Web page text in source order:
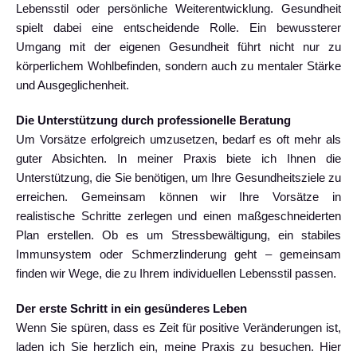
Lebensstil oder persönliche Weiterentwicklung. Gesundheit
spielt dabei eine entscheidende Rolle. Ein bewussterer
Umgang mit der eigenen Gesundheit führt nicht nur zu
körperlichem Wohlbefinden, sondern auch zu mentaler Stärke
und Ausgeglichenheit.
Die Unterstützung durch professionelle Beratung
Um Vorsätze erfolgreich umzusetzen, bedarf es oft mehr als
guter Absichten. In meiner Praxis biete ich Ihnen die
Unterstützung, die Sie benötigen, um Ihre Gesundheitsziele zu
erreichen. Gemeinsam können wir Ihre Vorsätze in
realistische Schritte zerlegen und einen maßgeschneiderten
Plan erstellen. Ob es um Stressbewältigung, ein stabiles
Immunsystem oder Schmerzlinderung geht – gemeinsam
finden wir Wege, die zu Ihrem individuellen Lebensstil passen.
Der erste Schritt in ein gesünderes Leben
Wenn Sie spüren, dass es Zeit für positive Veränderungen ist,
laden ich Sie herzlich ein, meine Praxis zu besuchen. Hier